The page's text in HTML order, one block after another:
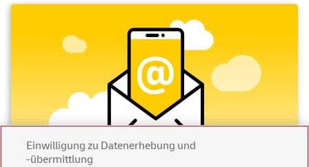
Einwilligung zu Datenerhebung und
-übermittlung